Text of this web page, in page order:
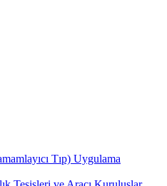
Tıp) Uygulama